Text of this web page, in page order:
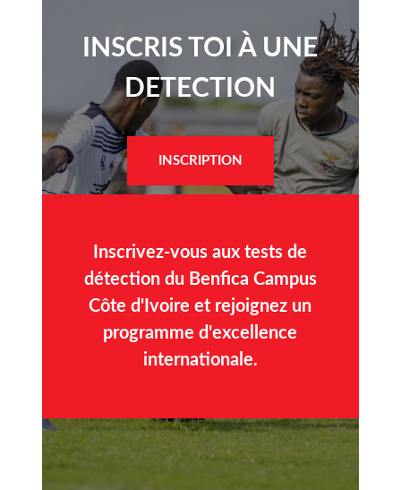
INSCRIS TOI À UNE
DETECTION​
INSCRIPTION
Inscrivez-vous aux tests de
détection du Benfica Campus
Côte d'Ivoire et rejoignez un
programme d'excellence
internationale.